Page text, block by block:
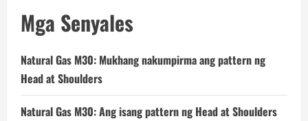
Mga Senyales
Natural Gas M30: Mukhang nakumpirma ang pattern ng
Head at Shoulders
Natural Gas M30: Ang isang pattern ng Head at Shoulders